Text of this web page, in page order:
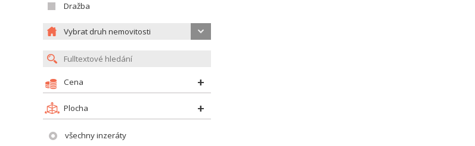
Dražba
Vybrat druh nemovitosti
Cena
Plocha
všechny inzeráty